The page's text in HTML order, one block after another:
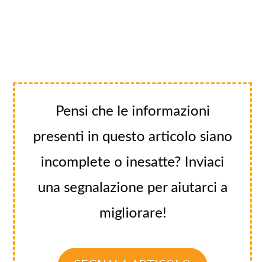
Pensi che le informazioni
presenti in questo articolo siano
incomplete o inesatte? Inviaci
una segnalazione per aiutarci a
migliorare!